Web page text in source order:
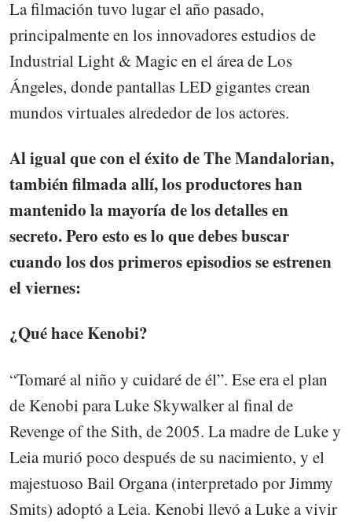
La filmación tuvo lugar el año pasado,
principalmente en los innovadores estudios de
Industrial Light & Magic en el área de Los
Ángeles, donde pantallas LED gigantes crean
mundos virtuales alrededor de los actores.
Al igual que con el éxito de The Mandalorian,
también filmada allí, los productores han
mantenido la mayoría de los detalles en
secreto. Pero esto es lo que debes buscar
cuando los dos primeros episodios se estrenen
el viernes:
¿Qué hace Kenobi?
“Tomaré al niño y cuidaré de él”. Ese era el plan
de Kenobi para Luke Skywalker al final de
Revenge of the Sith, de 2005. La madre de Luke y
Leia murió poco después de su nacimiento, y el
majestuoso Bail Organa (interpretado por Jimmy
Smits) adoptó a Leia. Kenobi llevó a Luke a vivir